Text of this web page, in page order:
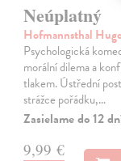
Neúplatný
Hofmannsthal
Psychologická
morální dilema a
tlakem. Ústřední
strážce pořádku,…
Zasielame do 12
9,99 €